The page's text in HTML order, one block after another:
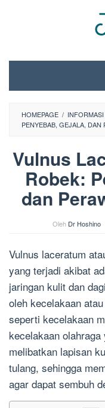
HOMEPAGE / INFORMASI
PENYEBAB, GEJALA, DAN
Vulnus
Robek:
dan
Oleh Dr Hoshino
Vulnus laceratum
yang terjadi akibat
jaringan kulit dan
oleh kecelakaan
seperti kecelakaan
kecelakaan
melibatkan lapisan
tulang, sehingga
agar dapat sembuh